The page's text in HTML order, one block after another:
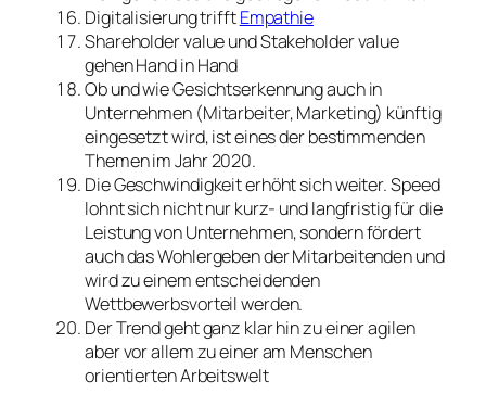
Digitalisierung trifftEmpathie
Shareholder value und Stakeholder value
gehen Hand in Hand
Ob und wie Gesichtserkennung auch in
Unternehmen (Mitarbeiter, Marketing) künftig
eingesetzt wird, ist eines der bestimmenden
Themen im Jahr 2020.
Die Geschwindigkeit erhöht sich weiter. Speed
lohnt sich nicht nur kurz- und langfristig für die
Leistung von Unternehmen, sondern fördert
auch das Wohlergeben der Mitarbeitenden und
wird zu einem entscheidenden
Wettbewerbsvorteil werden.
Der Trend geht ganz klar hin zu einer agilen
aber vor allem zu einer am Menschen
orientierten Arbeitswelt